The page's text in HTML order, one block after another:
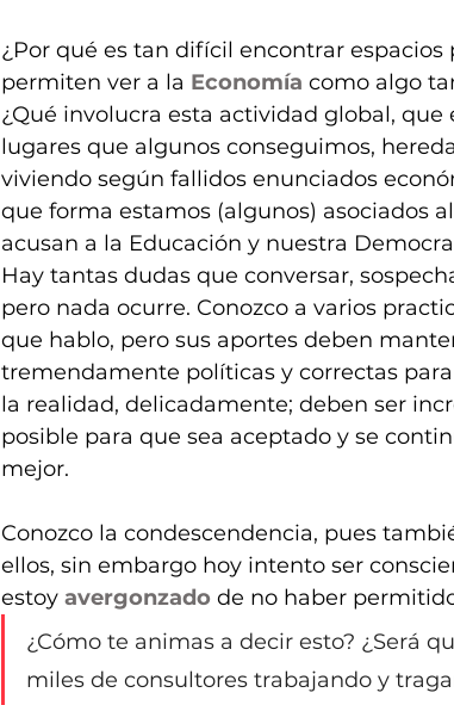
¿Por qué es tan difícil encontrar
permiten ver a la Economía como algo
¿Qué involucra esta actividad global,
lugares que algunos conseguimos,
viviendo según fallidos enunciados
que forma estamos (algunos) asociados al
acusan a la Educación y nuestra
Hay tantas dudas que conversar,
pero nada ocurre. Conozco a varios
que hablo, pero sus aportes deben
tremendamente políticas y correctas
la realidad, delicadamente; deben ser
posible para que sea aceptado y se
mejor.
Conozco la condescendencia, pues
ellos, sin embargo hoy intento ser
estoy avergonzado de no haber
¿Cómo te animas a decir esto? ¿Será
miles de consultores trabajando y